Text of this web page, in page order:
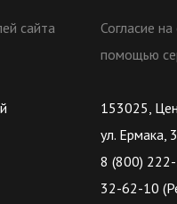
сайта
Согласие
помощью
153025,
ул. Ермака,
8 (800)
32-62-10